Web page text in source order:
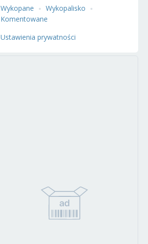
Wykopane
Wykopalisko
Komentowane
Ustawienia prywatności